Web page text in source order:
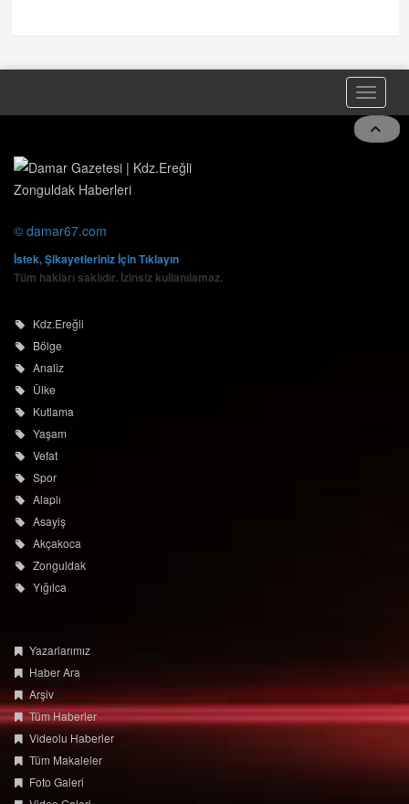
Toggle
© damar67.com
İstek, Şikayetleriniz İçin Tıklayın
Tüm hakları saklıdır. İzinsiz kullanılamaz.
Kdz.Ereğli
Bölge
Analiz
Ülke
Kutlama
Yaşam
Vefat
Spor
Alaplı
Asayiş
Akçakoca
Zonguldak
Yığılca
Yazarlarımız
Haber Ara
Arşiv
Tüm Haberler
Videolu Haberler
Tüm Makaleler
Foto Galeri